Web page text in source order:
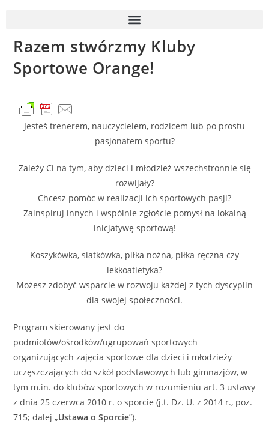
Razem stwórzmy Kluby
Sportowe Orange!
Jesteś trenerem, nauczycielem, rodzicem lub po prostu
pasjonatem sportu?
Zależy Ci na tym, aby dzieci i młodzież wszechstronnie się
rozwijały?
Chcesz pomóc w realizacji ich sportowych pasji?
Zainspiruj innych i wspólnie zgłoście pomysł na lokalną
inicjatywę sportową!
Koszykówka, siatkówka, piłka nożna, piłka ręczna czy
lekkoatletyka?
Możesz zdobyć wsparcie w rozwoju każdej z tych dyscyplin
dla swojej społeczności.
Program skierowany jest do
podmiotów/ośrodków/ugrupowań sportowych
organizujących zajęcia sportowe dla dzieci i młodzieży
uczęszczających do szkół podstawowych lub gimnazjów, w
tym m.in. do klubów sportowych w rozumieniu art. 3 ustawy
z dnia 25 czerwca 2010 r. o sporcie (j.t. Dz. U. z 2014 r., poz.
715; dalej „Ustawa o Sporcie”).